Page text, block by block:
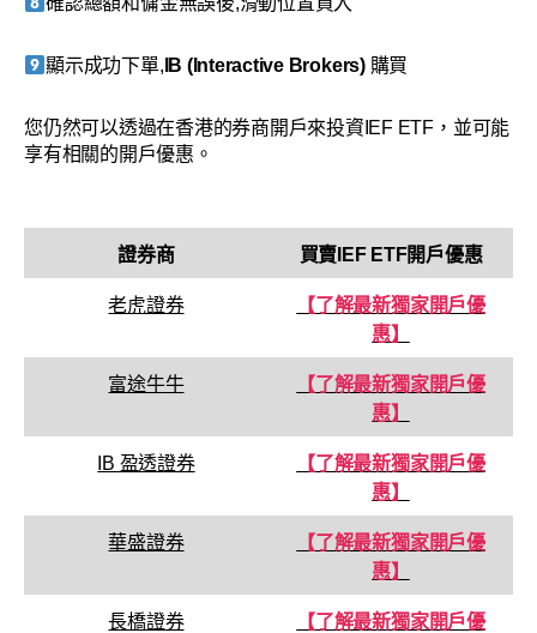
顯示成功下單, IB (Interactive Brokers) 購買
您仍然可以透過在香港的券商開戶來投資IEF ETF，並可能
享有相關的開戶優惠。
證券商 買賣 IEF ETF開戶優惠
老虎證券
【了解最新獨家開戶優
惠】
富途牛牛
【了解最新獨家開戶優
惠】
IB 盈透證券
【了解最新獨家開戶優
惠】
華盛證券
【了解最新獨家開戶優
惠】
長橋證券
【了解最新獨家開戶優